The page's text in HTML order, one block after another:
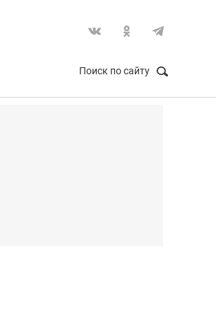
Поиск по сайту